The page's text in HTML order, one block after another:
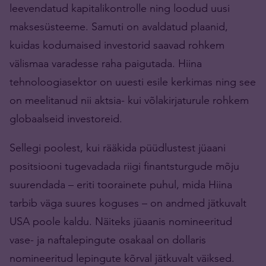
leevendatud kapitalikontrolle ning loodud uusi
maksesüsteeme. Samuti on avaldatud plaanid,
kuidas kodumaised investorid saavad rohkem
välismaa varadesse raha paigutada. Hiina
tehnoloogiasektor on uuesti esile kerkimas ning see
on meelitanud nii aktsia- kui võlakirjaturule rohkem
globaalseid investoreid.
Sellegi poolest, kui rääkida püüdlustest jüaani
positsiooni tugevadada riigi finantsturgude mõju
suurendada – eriti toorainete puhul, mida Hiina
tarbib väga suures koguses – on andmed jätkuvalt
USA poole kaldu. Näiteks jüaanis nomineeritud
vase- ja naftalepingute osakaal on dollaris
nomineeritud lepingute kõrval jätkuvalt väiksed.